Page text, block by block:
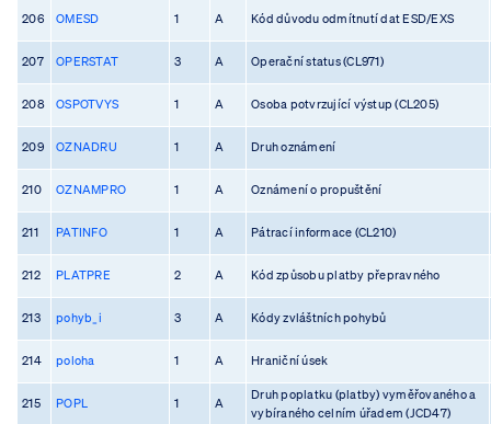
206 OMESD 1 A Kód důvodu odmítnutí dat ESD/EXS
207 OPERSTAT 3 A Operační status (CL971)
208 OSPOTVYS 1 A Osoba potvrzující výstup (CL205)
209 OZNADRU 1 A Druh oznámení
210 OZNAMPRO 1 A Oznámení o propuštění
211 PATINFO 1 A Pátrací informace (CL210)
212 PLATPRE 2 A Kód způsobu platby přepravného
213 pohyb_i 3 A Kódy zvláštních pohybů
214 poloha 1 A Hraniční úsek
215 POPL 1 A
Druh poplatku (platby) vyměřovaného a
vybíraného celním úřadem (JCD47)